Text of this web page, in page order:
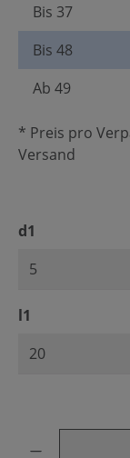
Bis 37
Bis 48
Ab 49
* Preis pro
Versand
d1
l1